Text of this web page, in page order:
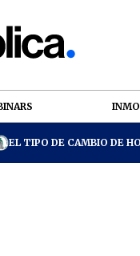
EL TIPO DE CAMBIO DE